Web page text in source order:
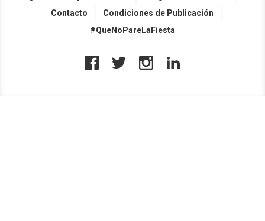
Contacto
Condiciones de Publicación
#QueNoPareLaFiesta